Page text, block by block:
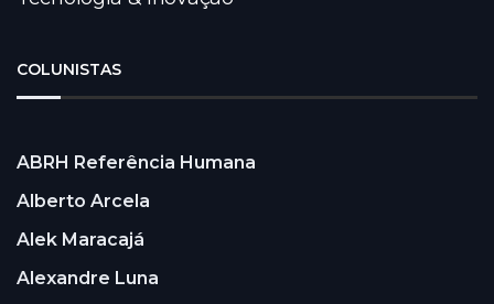
COLUNISTAS
ABRH Referência Humana
Alberto Arcela
Alek Maracajá
Alexandre Luna